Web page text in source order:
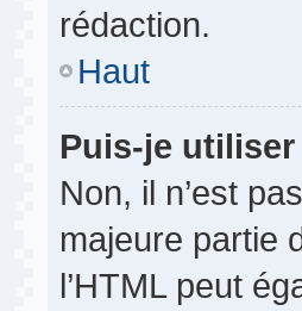
rédaction.
Haut
Puis-je utiliser
Non, il n’est
majeure partie
l’HTML peut